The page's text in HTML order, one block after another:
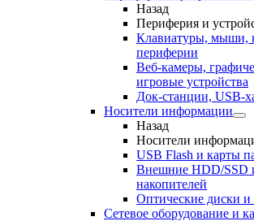
Назад
Периферия и
Клавиатуры, мыши,
периферии
Веб-камеры,
игровые устройства
Док-станции, USB-
Носители информации
Назад
Носители
USB Flash и карты
Внешние HDD/SSD
накопителей
Оптические диски
Сетевое оборудование и